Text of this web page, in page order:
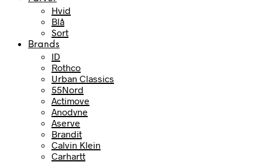
Hvid
Blå
Sort
Brands
ID
Rothco
Urban Classics
55Nord
Actimove
Anodyne
Aserve
Brandit
Calvin Klein
Carhartt